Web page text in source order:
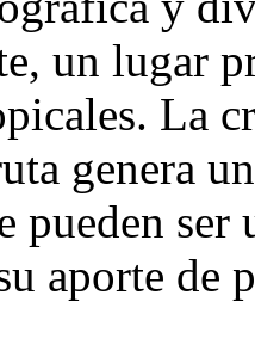
un lugar
La
genera
pueden
aporte de